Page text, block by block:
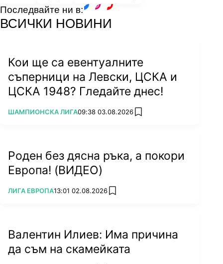
Последвайте ни в:
ВСИЧКИ НОВИНИ
Кои ще са евентуалните
съперници на Левски, ЦСКА и
ЦСКА 1948? Гледайте днес!
ПОВЕЧЕ ОТ
ШАМПИОНСКА ЛИГА09:38 03.08.2026 add favorites
Роден без дясна ръка, а покори
Европа! (ВИДЕО)
ПОВЕЧЕ ОТ
ЛИГА ЕВРОПА13:01 02.08.2026 add favorites
Валентин Илиев: Има причина
да съм на скамейката